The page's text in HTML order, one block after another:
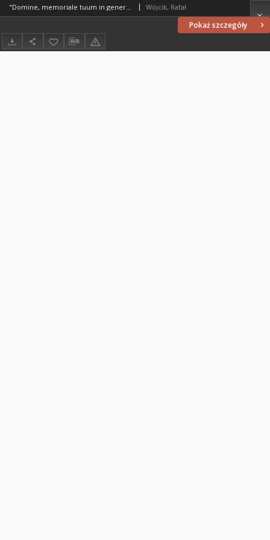
Pokaż szczegóły
"Domine, memoriale tuum in generationem et generationem..." : o krakowskim traktacie "Opusculum de arte memorativa" z 1504 roku Wójcik, Rafał